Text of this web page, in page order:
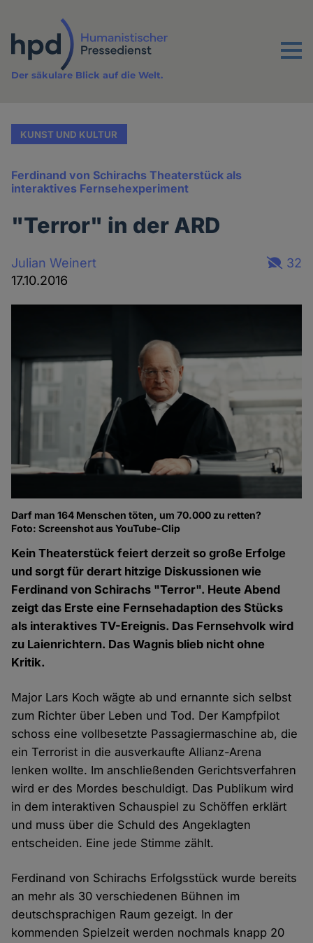
Inhalt
Menu
Der säkulare Blick auf die Welt.
KUNST UND KULTUR
Ferdinand von Schirachs Theaterstück als
interaktives Fernsehexperiment
"Terror" in der ARD
Julian Weinert
17.10.2016
32
Darf man 164 Menschen töten, um 70.000 zu retten?
Foto: Screenshot aus YouTube-Clip
Kein Theaterstück feiert derzeit so große Erfolge
und sorgt für derart hitzige Diskussionen wie
Ferdinand von Schirachs "Terror". Heute Abend
zeigt das Erste eine Fernsehadaption des Stücks
als interaktives TV-Ereignis. Das Fernsehvolk wird
zu Laienrichtern. Das Wagnis blieb nicht ohne
Kritik.
Major Lars Koch wägte ab und ernannte sich selbst
zum Richter über Leben und Tod. Der Kampfpilot
schoss eine vollbesetzte Passagiermaschine ab, die
ein Terrorist in die ausverkaufte Allianz-Arena
lenken wollte. Im anschließenden Gerichtsverfahren
wird er des Mordes beschuldigt. Das Publikum wird
in dem interaktiven Schauspiel zu Schöffen erklärt
und muss über die Schuld des Angeklagten
entscheiden. Eine jede Stimme zählt.
Ferdinand von Schirachs Erfolgsstück wurde bereits
an mehr als 30 verschiedenen Bühnen im
deutschsprachigen Raum gezeigt. In der
kommenden Spielzeit werden nochmals knapp 20